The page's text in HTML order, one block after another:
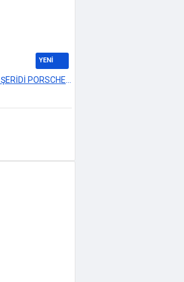
YENİ
CG - ÇİTA DEPO ŞERİDİ PORSCHE BEYAZ